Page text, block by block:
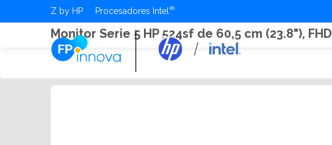
Z by HP Procesadores Intel
Monitor Serie 5 HP 524sf de 60,5 cm (23.8"), FHD